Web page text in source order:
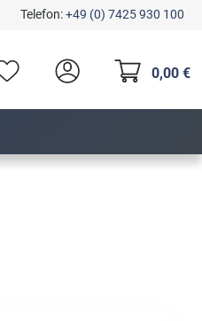
Telefon:+49 (0) 7425 930 100
0,00 €